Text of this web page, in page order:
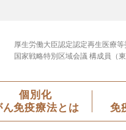
厚生労働大臣認定認定再生医療
国家戦略特別区域会議 構成員（東
個別化
ん免疫療法とは
免